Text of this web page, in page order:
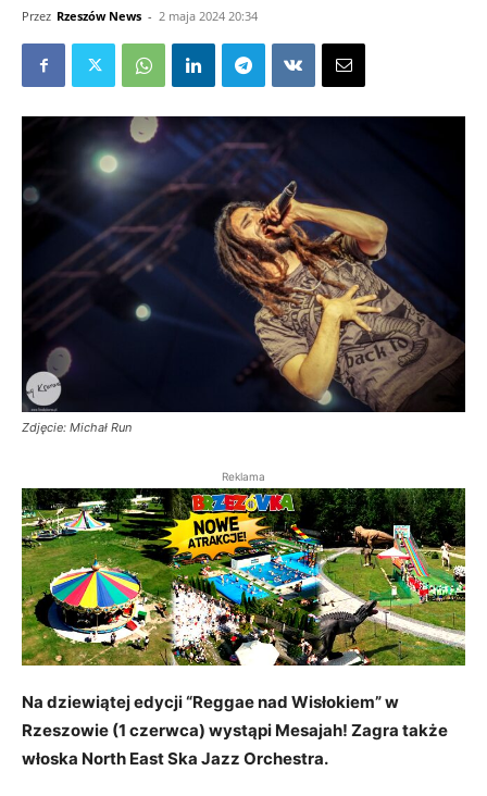
Przez Rzeszów News - 2 maja 2024 20:34
Zdjęcie: Michał Run
Reklama
Na dziewiątej edycji “Reggae nad Wisłokiem” w
Rzeszowie (1 czerwca) wystąpi Mesajah! Zagra także
włoska North East Ska Jazz Orchestra.